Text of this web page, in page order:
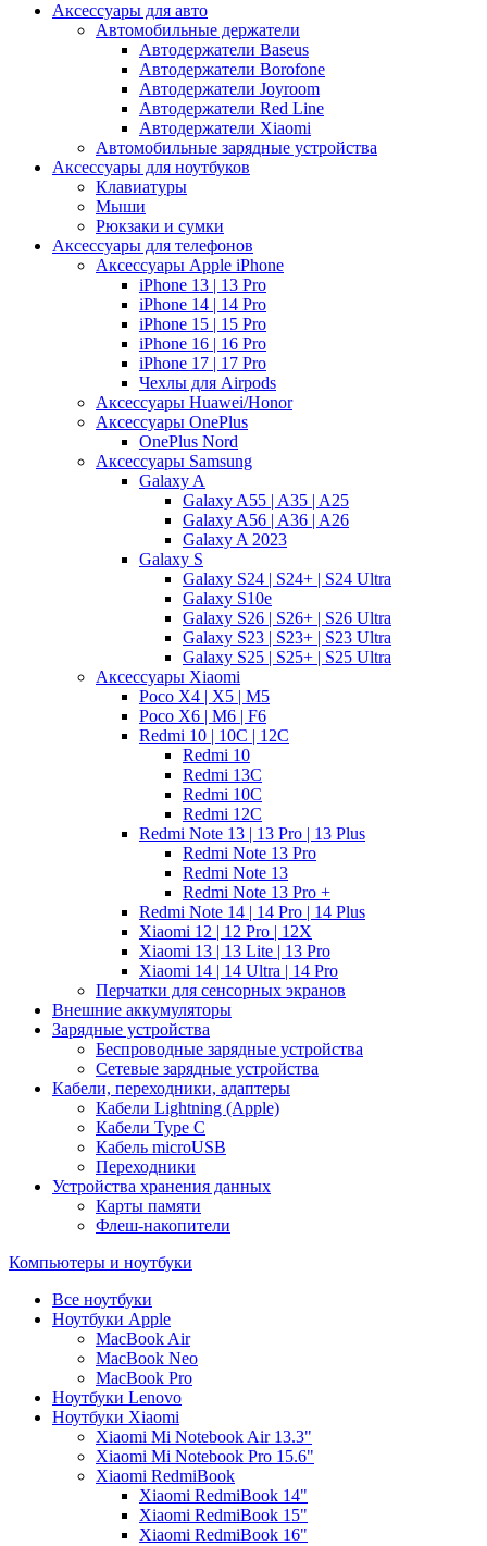
Аксессуары для авто
Автомобильные держатели
Автодержатели Baseus
Автодержатели Borofone
Автодержатели Joyroom
Автодержатели Red Line
Автодержатели Xiaomi
Автомобильные зарядные устройства
Аксессуары для ноутбуков
Клавиатуры
Мыши
Рюкзаки и сумки
Аксессуары для телефонов
Аксессуары Apple iPhone
iPhone 13 | 13 Pro
iPhone 14 | 14 Pro
iPhone 15 | 15 Pro
iPhone 16 | 16 Pro
iPhone 17 | 17 Pro
Чехлы для Airpods
Аксессуары Huawei/Honor
Аксессуары OnePlus
OnePlus Nord
Аксессуары Samsung
Galaxy A
Galaxy A55 | A35 | A25
Galaxy A56 | A36 | A26
Galaxy A 2023
Galaxy S
Galaxy S24 | S24+ | S24 Ultra
Galaxy S10e
Galaxy S26 | S26+ | S26 Ultra
Galaxy S23 | S23+ | S23 Ultra
Galaxy S25 | S25+ | S25 Ultra
Аксессуары Xiaomi
Poco X4 | X5 | M5
Poco X6 | M6 | F6
Redmi 10 | 10C | 12C
Redmi 10
Redmi 13C
Redmi 10C
Redmi 12C
Redmi Note 13 | 13 Pro | 13 Plus
Redmi Note 13 Pro
Redmi Note 13
Redmi Note 13 Pro +
Redmi Note 14 | 14 Pro | 14 Plus
Xiaomi 12 | 12 Pro | 12X
Xiaomi 13 | 13 Lite | 13 Pro
Xiaomi 14 | 14 Ultra | 14 Pro
Перчатки для сенсорных экранов
Внешние аккумуляторы
Зарядные устройства
Беспроводные зарядные устройства
Сетевые зарядные устройства
Кабели, переходники, адаптеры
Кабели Lightning (Apple)
Кабели Type C
Кабель microUSB
Переходники
Устройства хранения данных
Карты памяти
Флеш-накопители
Компьютеры и ноутбуки
Все ноутбуки
Ноутбуки Apple
MacBook Air
MacBook Neo
MacBook Pro
Ноутбуки Lenovo
Ноутбуки Xiaomi
Xiaomi Mi Notebook Air 13.3"
Xiaomi Mi Notebook Pro 15.6"
Xiaomi RedmiBook
Xiaomi RedmiBook 14"
Xiaomi RedmiBook 15"
Xiaomi RedmiBook 16"